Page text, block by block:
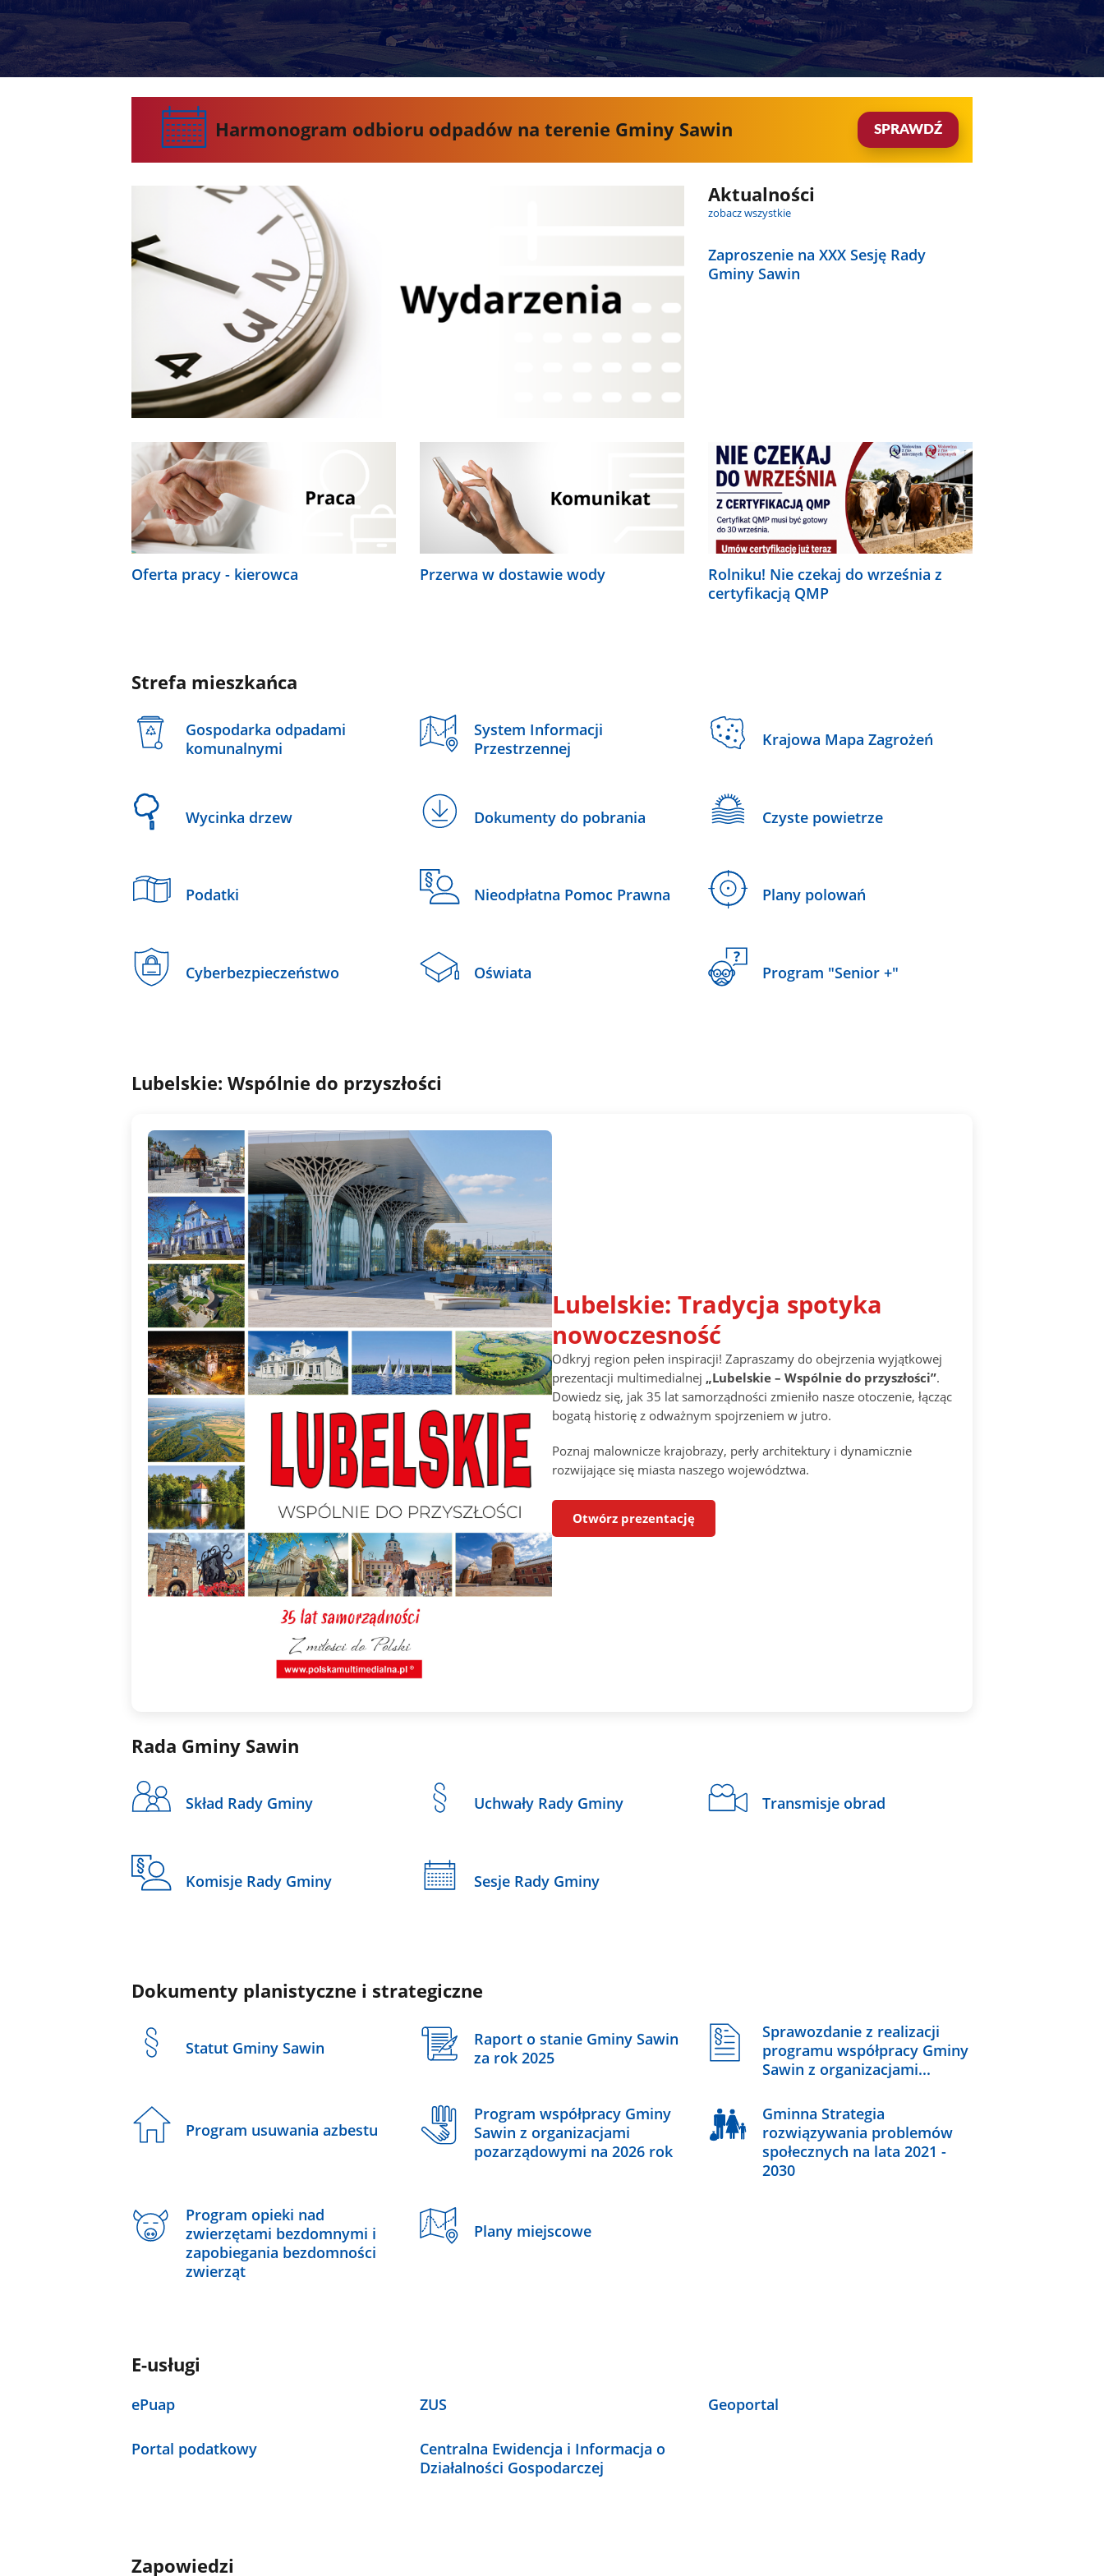
Harmonogram odbioru odpadów na terenie Gminy Sawin SPRAWDŹ
Aktualności
zobacz wszystkie
Zaproszenie na XXX Sesję Rady
Gminy Sawin
Oferta pracy - kierowca Przerwa w dostawie wody
Rolniku! Nie czekaj do września z
certyfikacją QMP
Strefa mieszkańca
Gospodarka odpadami
komunalnymi
System Informacji
Przestrzennej
Krajowa Mapa Zagrożeń
Wycinka drzew Dokumenty do pobrania Czyste powietrze
Podatki Nieodpłatna Pomoc Prawna Plany polowań
Cyberbezpieczeństwo Oświata Program "Senior +"
Lubelskie: Wspólnie do przyszłości
Lubelskie: Tradycja spotyka
nowoczesność
Odkryj region pełen inspiracji! Zapraszamy do obejrzenia wyjątkowej
prezentacji multimedialnej „Lubelskie – Wspólnie do przyszłości”.
Dowiedz się, jak 35 lat samorządności zmieniło nasze otoczenie, łącząc
bogatą historię z odważnym spojrzeniem w jutro.
Poznaj malownicze krajobrazy, perły architektury i dynamicznie
rozwijające się miasta naszego województwa.
Otwórz prezentację
Rada Gminy Sawin
Skład Rady Gminy Uchwały Rady Gminy Transmisje obrad
Komisje Rady Gminy Sesje Rady Gminy
Dokumenty planistyczne i strategiczne
Statut Gminy Sawin
Raport o stanie Gminy Sawin
za rok 2025
Sprawozdanie z realizacji
programu współpracy Gminy
Sawin z organizacjami...
Program usuwania azbestu
Program współpracy Gminy
Sawin z organizacjami
pozarządowymi na 2026 rok
Gminna Strategia
rozwiązywania problemów
społecznych na lata 2021 -
2030
Program opieki nad
zwierzętami bezdomnymi i
zapobiegania bezdomności
zwierząt
Plany miejscowe
E-usługi
ePuap ZUS Geoportal
Portal podatkowy
Centralna Ewidencja i Informacja o
Działalności Gospodarczej
Zapowiedzi